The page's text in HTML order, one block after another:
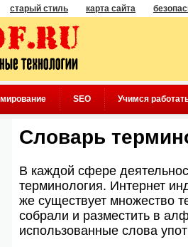
старый стиль карта сайта
SEO Учимся
Словарь
В каждой сфере
терминология. Интернет
же существует множество
собрали и разместить в
использованные слова